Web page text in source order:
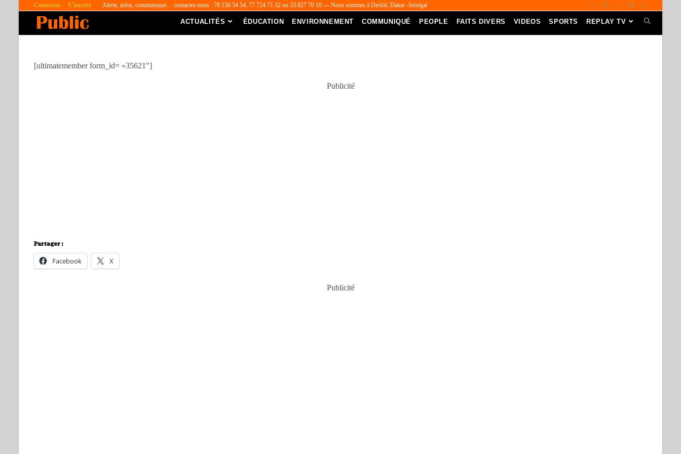
Connexion S’inscrire Alerte, infos, communiqué… contactez-nous : 78 156 54 54, 77 724 71 32 ou 33 827 70 10 --- Nous sommes à Derklé, Dakar -Sénégal
ACTUALITÉS ÉDUCATION ENVIRONNEMENT COMMUNIQUÉ PEOPLE FAITS DIVERS VIDEOS SPORTS REPLAY TV
[ultimatemember form_id= »35621″]
Publicité
Partager :
Facebook X
Publicité